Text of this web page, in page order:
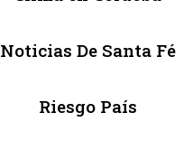
Noticias De Santa Fé
Riesgo País